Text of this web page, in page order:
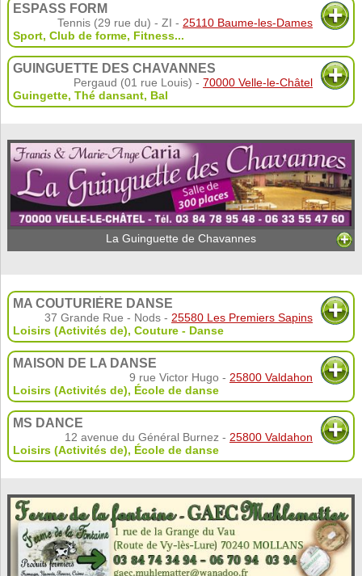
ESPASS FORM
Tennis (29 rue du) - ZI - 25110 Baume-les-Dames
Sport, Club de forme, Fitness...
GUINGUETTE DES CHAVANNES
Pergaud (01 rue Louis) -70000 Velle-le-Châtel
Guingette, Thé dansant, Bal
La Guinguette de Chavannes
MA COUTURIÈRE DANSE
37 Grande Rue - Nods - 25580 Les Premiers Sapins
Loisirs (Activités de), Couture - Danse
MAISON DE LA DANSE
9 rue Victor Hugo - 25800 Valdahon
Loisirs (Activités de), École de danse
MS DANCE
12 avenue du Général Burnez - 25800 Valdahon
Loisirs (Activités de), École de danse